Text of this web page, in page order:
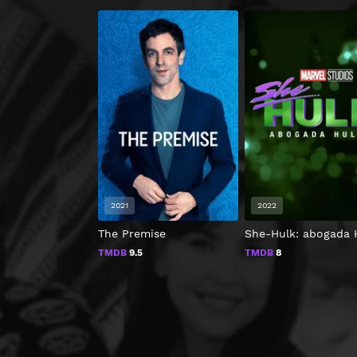
The Premise
TMDB 9.5
2021
She-Hulk: abogada
TMDB 8
2022